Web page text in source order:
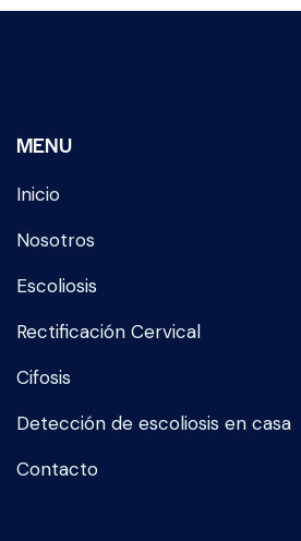
MENU
Inicio
Nosotros
Escoliosis
Rectificación Cervical
Cifosis
Detección de escoliosis en casa
Contacto